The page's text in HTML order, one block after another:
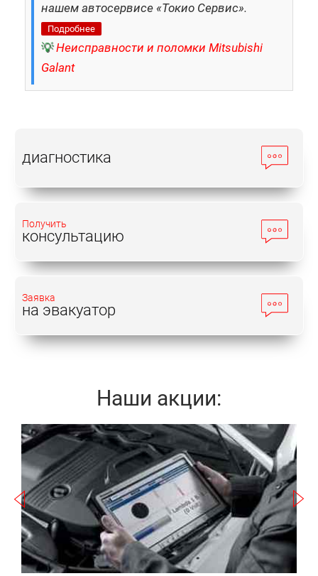
нашем автосервисе «Токио Сервис».
Подробнее
💡 Неисправности и поломки Mitsubishi
Galant
диагностика
Получить
консультацию
Заявка
на эвакуатор
Наши акции:
Записаться